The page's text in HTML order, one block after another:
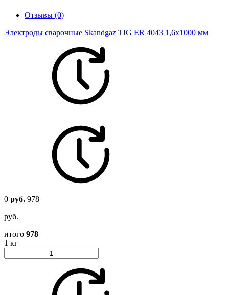
Отзывы (0)
Электроды сварочные Skandgaz TIG ER 4043 1,6х1000 мм
0 руб. 978
руб.
итого 978
1 кг